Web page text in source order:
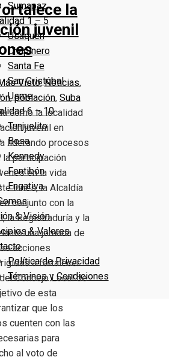
Sumapaz
1 – 5
Usaquen
Chapinero
Santa Fe
San Cristóbal
Usme
6 – 10
Tunjuelito
Bosa
Kennedy
Fontibón
Engativa
& Visión
& Valores
Política de Privacidad
Términos y Condiciones
la
juvenil
Visto,Noticias,
,población, Suba
como la localidad
juvenil en
liderando procesos
la participación
en la vida
lunes, la Alcaldía
conjunto con la
la Registraduría y la
una jornada de
acciones
a fortalecer
Concejo Local de
de esta
que los
cuenten con las
para
al voto de